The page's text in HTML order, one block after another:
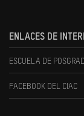
ENLACES DE
ESCUELA DE
FACEBOOK DEL CIAC